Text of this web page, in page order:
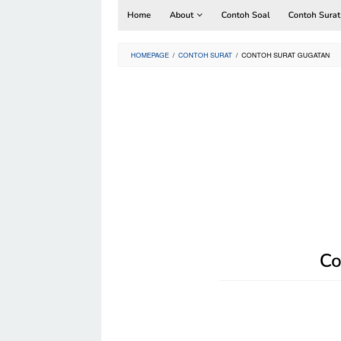
Home About Contoh Soal Contoh Surat
HOMEPAGE / CONTOH SURAT / CONTOH SURAT GUGATAN